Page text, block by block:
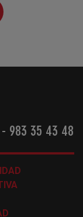
- 983 35 43 48